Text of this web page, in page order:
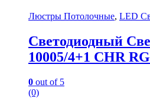
Люстры Потолочные, LED
Светодиодный
10005/4+1 CHR
0 out of 5
(0)